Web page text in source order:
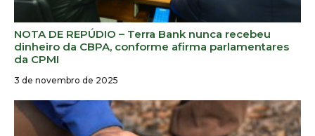
NOTA DE REPÚDIO – Terra Bank nunca recebeu
dinheiro da CBPA, conforme afirma parlamentares
da CPMI
3 de novembro de 2025